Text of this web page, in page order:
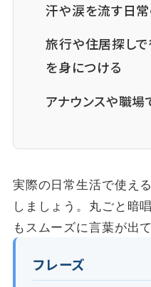
汗や涙を流す日
旅行や住居探し
を身につける
アナウンスや職場
実際の日常生活で使え
しましょう。丸ごと暗
もスムーズに言葉が出
フレーズ